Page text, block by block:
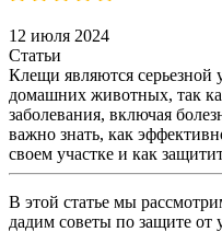
12 июля 2024
Статьи
Клещи являются серьезной
домашних животных, так
заболевания, включая
важно знать, как
своем участке и как
В этой статье мы
дадим советы по защите от